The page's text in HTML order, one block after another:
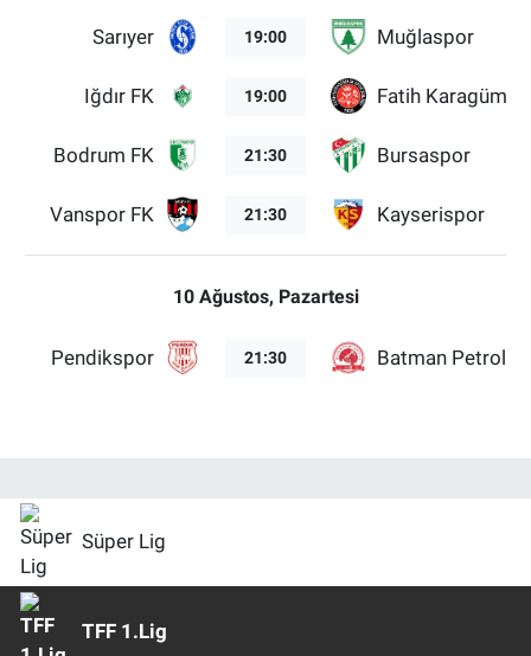
Sarıyer 19:00 Muğlaspor
Iğdır FK 19:00 Fatih
Bodrum FK 21:30 Bursaspor
Vanspor FK 21:30 Kayserispor
10 Ağustos, Pazartesi
Pendikspor 21:30 Batman
Süper Lig
TFF 1.Lig